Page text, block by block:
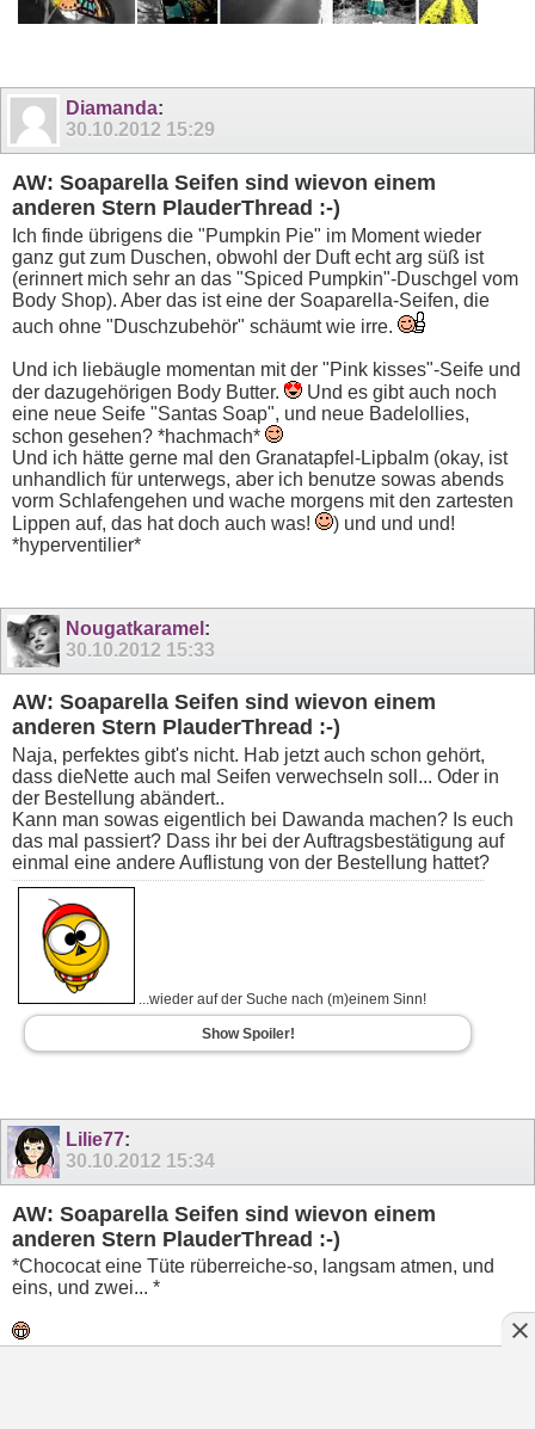
Diamanda:
30.10.2012 15:29
AW: Soaparella Seifen sind wievon einem
anderen Stern PlauderThread :-)
Ich finde übrigens die "Pumpkin Pie" im Moment wieder
ganz gut zum Duschen, obwohl der Duft echt arg süß ist
(erinnert mich sehr an das "Spiced Pumpkin"-Duschgel vom
Body Shop). Aber das ist eine der Soaparella-Seifen, die
auch ohne "Duschzubehör" schäumt wie irre.
Und ich liebäugle momentan mit der "Pink kisses"-Seife und
der dazugehörigen Body Butter.
Und es gibt auch noch
eine neue Seife "Santas Soap", und neue Badelollies,
schon gesehen? *hachmach*
Und ich hätte gerne mal den Granatapfel-Lipbalm (okay, ist
unhandlich für unterwegs, aber ich benutze sowas abends
vorm Schlafengehen und wache morgens mit den zartesten
Lippen auf, das hat doch auch was!
) und und und!
*hyperventilier*
Nougatkaramel :
30.10.2012 15:33
AW: Soaparella Seifen sind wievon einem
anderen Stern PlauderThread :-)
Naja, perfektes gibt's nicht. Hab jetzt auch schon gehört,
dass dieNette auch mal Seifen verwechseln soll... Oder in
der Bestellung abändert..
Kann man sowas eigentlich bei Dawanda machen? Is euch
das mal passiert? Dass ihr bei der Auftragsbestätigung auf
einmal eine andere Auflistung von der Bestellung hattet?
...wieder auf der Suche nach (m)einem Sinn!
Show Spoiler!
Lilie77:
30.10.2012 15:34
AW: Soaparella Seifen sind wievon einem
anderen Stern PlauderThread :-)
*Chococat eine Tüte rüberreiche-so, langsam atmen, und
eins, und zwei... *